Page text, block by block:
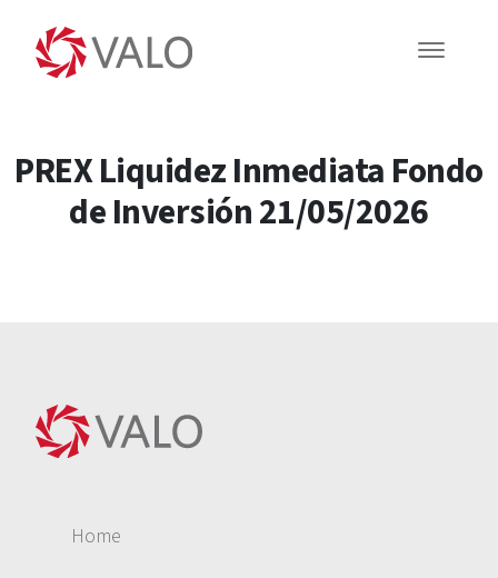
PREX Liquidez Inmediata Fondo
de Inversión 21/05/2026
Home